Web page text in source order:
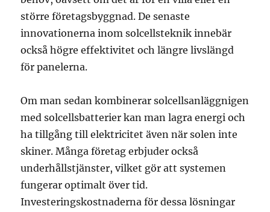
större företagsbyggnad. De senaste
innovationerna inom solcellsteknik innebär
också högre effektivitet och längre livslängd
för panelerna.
Om man sedan kombinerar solcellsanläggnigen
med solcellsbatterier kan man lagra energi och
ha tillgång till elektricitet även när solen inte
skiner. Många företag erbjuder också
underhållstjänster, vilket gör att systemen
fungerar optimalt över tid.
Investeringskostnaderna för dessa lösningar